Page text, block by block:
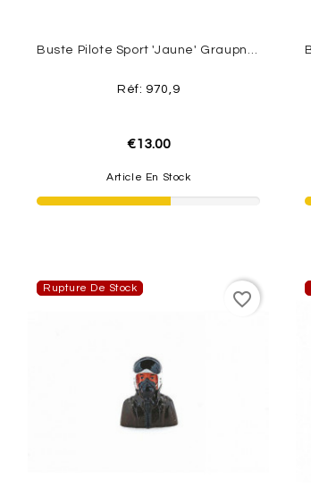
Buste Pilote Sport 'Jaune' Graupner
Réf: 970,9
€13.00
Article En Stock
Rupture De Stock
favorite_border